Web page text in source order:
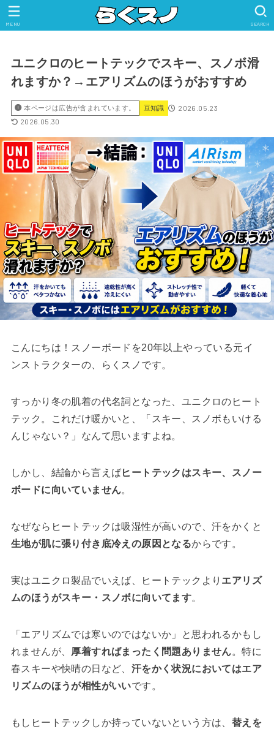
SEARCH
MENU
ユニクロのヒートテックでスキー、スノボ滑
れますか？→エアリズムのほうがおすすめ
本ページは広告が含まれています。 豆知識
2026.05.23
2026.05.30
こんにちは！スノーボードを20年以上やっている元イ
ンストラクターの、らくスノです。
すっかり冬の肌着の代名詞となった、ユニクロのヒート
テック。これだけ暖かいと、「スキー、スノボもいける
んじゃない？」なんて思いますよね。
しかし、結論から言えばヒートテックはスキー、スノー
ボードに向いていません。
なぜならヒートテックは吸湿性が高いので、汗をかくと
生地が肌に張り付き底冷えの原因となるからです。
実はユニクロ製品でいえば、ヒートテックより エアリズ
ムのほうがスキー・スノボに向いてます。
「エアリズムでは寒いのではないか」と思われるかもし
れませんが、 厚着すればまったく問題ありません。特に
春スキーや快晴の日など、 汗をかく状況においてはエア
リズムのほうが相性がいいです。
もしヒートテックしか持っていないという方は、 替えを